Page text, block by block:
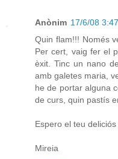
Anònim 17/6/08
Quin flam!!! Només
Per cert, vaig fer el
èxit. Tinc un nano
amb galetes maria,
he de portar alguna
de curs, quin pastís
Espero el teu deliciós
Mireia